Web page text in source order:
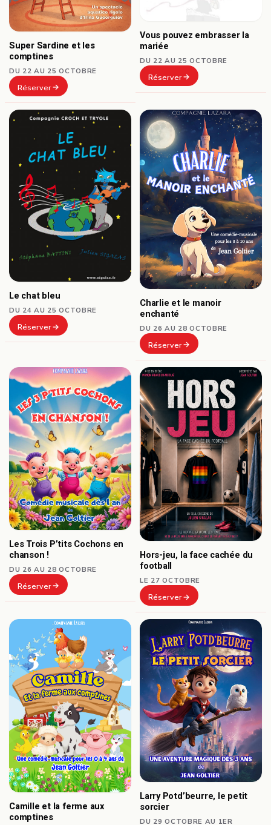
Super Sardine et les
comptines
DU 22 AU 25 OCTOBRE
Réserver
Vous pouvez embrasser la
mariée
DU 22 AU 25 OCTOBRE
Réserver
Le chat bleu
DU 24 AU 25 OCTOBRE
Réserver
Charlie et le manoir
enchanté
DU 26 AU 28 OCTOBRE
Réserver
Les Trois P’tits Cochons en
chanson !
DU 26 AU 28 OCTOBRE
Réserver
Hors-jeu, la face cachée du
football
LE 27 OCTOBRE
Réserver
Camille et la ferme aux
comptines
Larry Potd’beurre, le petit
sorcier
DU 29 OCTOBRE AU 1ER